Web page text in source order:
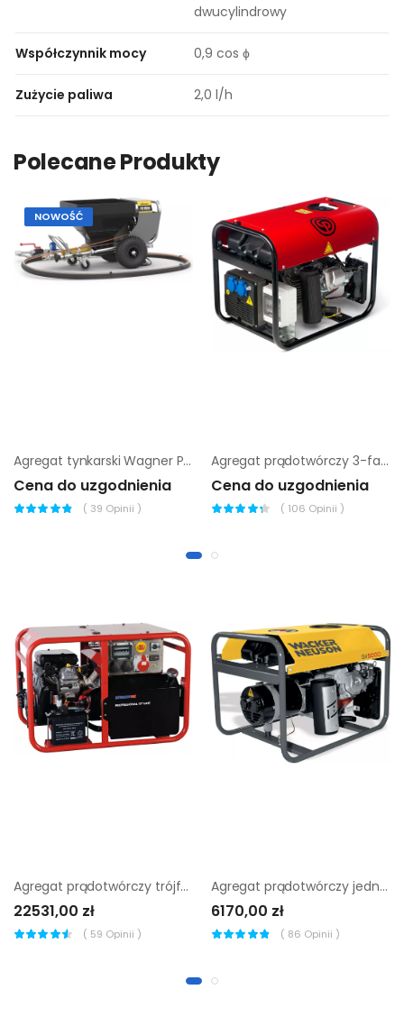
dwucylindrowy
Współczynnik mocy 0,9 cos ϕ
Zużycie paliwa 2,0 l/h
Polecane Produkty
NOWOŚĆ
Agregat tynkarski Wagner PlastCoat pc1030 Spraypack
Cena do uzgodnienia
( 39 Opinii )
Agregat prądotwórczy 3-fazowy chicago pneumatic cppg 6.5P std
Cena do uzgodnienia
( 106 Opinii )
Agregat prądotwórczy trójfazowy Endress ESE 1006 DBS-GT ES
22531,00 zł
( 59 Opinii )
Agregat prądotwórczy jednofazowy Wacker Neuson GV 5000A
6170,00 zł
( 86 Opinii )